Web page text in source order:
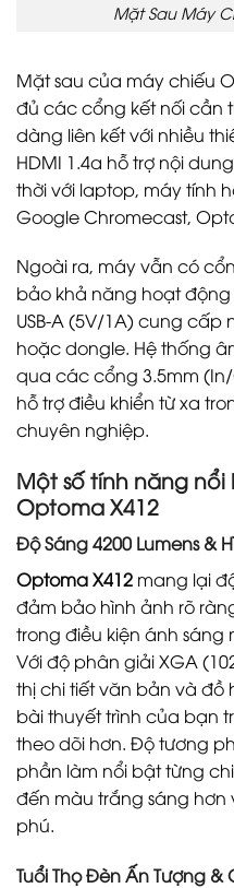
Mặt Sau Máy
Mặt sau của máy chiếu
đủ các cổng kết nối cần
dàng liên kết với nhiều
HDMI 1.4a hỗ trợ nội
thời với laptop, máy tính
Google Chromecast,
Ngoài ra, máy vẫn có
bảo khả năng hoạt
USB-A (5V/1A) cung cấp
hoặc dongle. Hệ thống
qua các cổng 3.5mm (In/
hỗ trợ điều khiển từ xa
chuyên nghiệp.
Một số tính năng
Optoma X412
Độ Sáng 4200 Lumens &
Optoma X412 mang lại
đảm bảo hình ảnh rõ
trong điều kiện ánh sáng
Với độ phân giải XGA
thị chi tiết văn bản và đồ
bài thuyết trình của bạn
theo dõi hơn. Độ tương
phần làm nổi bật từng
đến màu trắng sáng
phú.
Tuổi Thọ Đèn Ấn Tượng &